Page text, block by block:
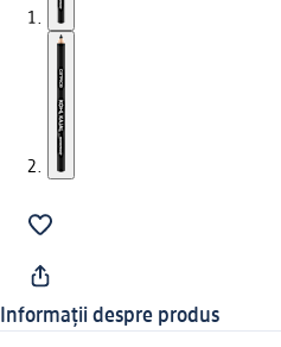
Informații despre produs